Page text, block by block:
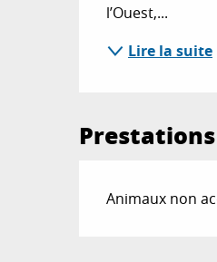
l’Ouest,...
Lire la suite
Prestations
Animaux non